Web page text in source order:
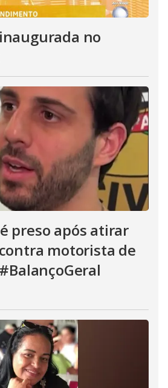
no
preso após atirar
motorista de